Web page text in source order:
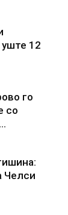
12
го
со
Челси